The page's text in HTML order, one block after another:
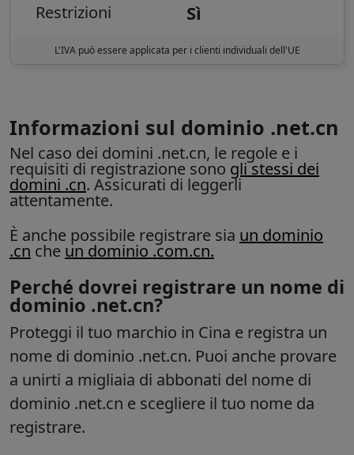
Restrizioni Sì
L'IVA può essere applicata per i clienti individuali dell'UE
Informazioni sul dominio .net.cn
Nel caso dei domini .net.cn, le regole e i
requisiti di registrazione sono gli stessi dei
domini .cn. Assicurati di leggerli
attentamente.
È anche possibile registrare sia un dominio
.cn che un dominio .com.cn.
Perché dovrei registrare un nome di
dominio .net.cn?
Proteggi il tuo marchio in Cina e registra un
nome di dominio .net.cn. Puoi anche provare
a unirti a migliaia di abbonati del nome di
dominio .net.cn e scegliere il tuo nome da
registrare.